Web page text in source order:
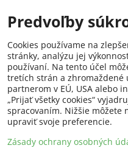
Predvoľby
Cookies používame na
stránky, analýzu jej
používaní. Na tento účel
tretích strán a zhromaždené
partnerom v EÚ, USA alebo
„Prijať všetky cookies“
spracovaním. Nižšie
upraviť svoje preferencie.
Zásady ochrany osobných